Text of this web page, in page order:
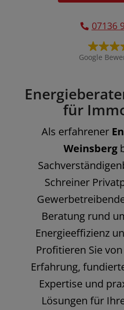
für
Als erfahrener
Weinsberg
Schreiner
Beratung rund
Energieeffizienz
Profitieren Sie
Erfahrung,
Expertise und
Lösungen für
07136
Google